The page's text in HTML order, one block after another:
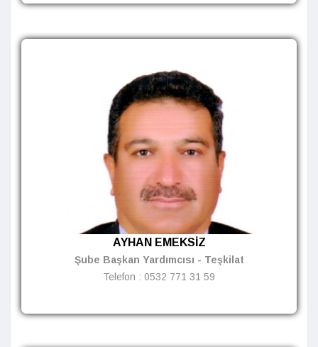
AYHAN EMEKSİZ
Şube Başkan Yardımcısı - Teşkilat
Telefon : 0532 771 31 59